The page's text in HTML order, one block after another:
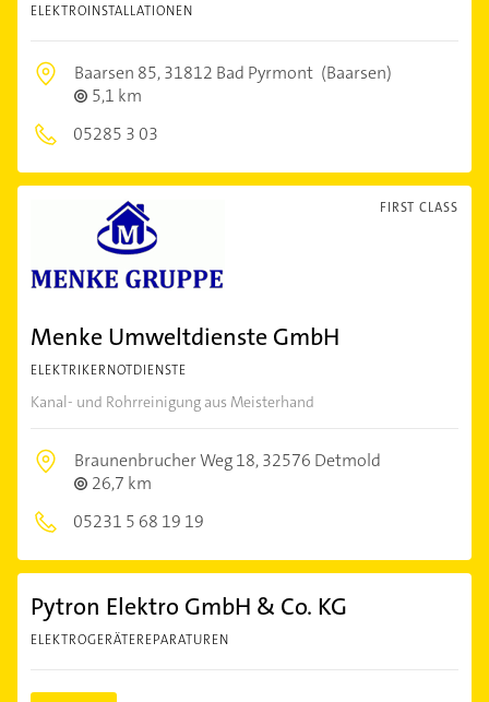
ELEKTROINSTALLATIONEN
Baarsen 85,31812 Bad Pyrmont (Baarsen)
5,1 km
05285 3 03
FIRST CLASS
Menke Umweltdienste GmbH
ELEKTRIKERNOTDIENSTE
Kanal- und Rohrreinigung aus Meisterhand
Braunenbrucher Weg 18,32576 Detmold
26,7 km
05231 5 68 19 19
Pytron Elektro GmbH & Co. KG
ELEKTROGERÄTEREPARATUREN